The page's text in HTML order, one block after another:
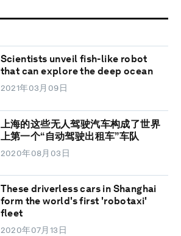
Scientists unveil fish-like robot
that can explore the deep ocean
2021年03月09日
上海的这些无人驾驶汽车构成了世界
上第一个“自动驾驶出租车”车队
2020年08月03日
These driverless cars in Shanghai
form the world's first 'robotaxi'
fleet
2020年07月13日